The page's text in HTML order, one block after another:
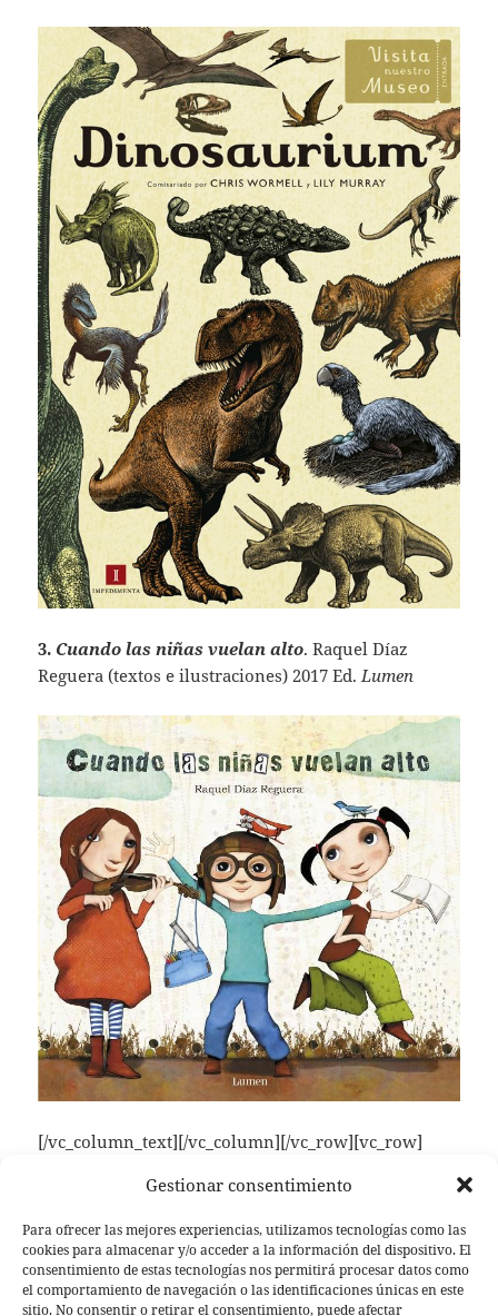
Gestionar consentimiento
Para ofrecer las mejores experiencias, utilizamos tecnologías como las
cookies para almacenar y/o acceder a la información del dispositivo. El
consentimiento de estas tecnologías nos permitirá procesar datos como
el comportamiento de navegación o las identificaciones únicas en este
sitio. No consentir o retirar el consentimiento, puede afectar
3. Cuando las niñas vuelan alto. Raquel Díaz
Reguera (textos e ilustraciones) 2017 Ed. Lumen
[/vc_column_text][/vc_column][/vc_row][vc_row]
h2_use_theme_fonts=»yes» style=»custom»
use_custom_fonts_h2=»true»
custom_background=»#acd69e»]
Los mejores libros ilustrados para niños